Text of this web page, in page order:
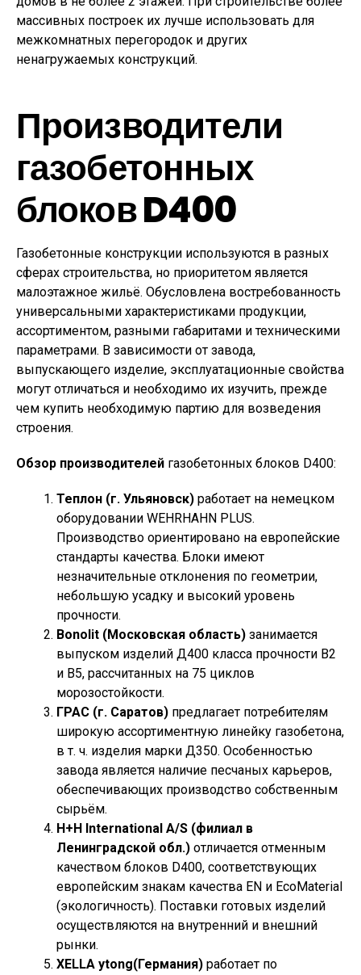
массивных построек их лучше использовать для
межкомнатных перегородок и других
ненагружаемых конструкций.
Производители
газобетонных
блоков D400
Газобетонные конструкции используются в разных
сферах строительства, но приоритетом является
малоэтажное жильё. Обусловлена востребованность
универсальными характеристиками продукции,
ассортиментом, разными габаритами и техническими
параметрами. В зависимости от завода,
выпускающего изделие, эксплуатационные свойства
могут отличаться и необходимо их изучить, прежде
чем купить необходимую партию для возведения
строения.
Обзор производителей газобетонных блоков D400:
Теплон (г. Ульяновск) работает на немецком
оборудовании WEHRHAHN PLUS.
Производство ориентировано на европейские
стандарты качества. Блоки имеют
незначительные отклонения по геометрии,
небольшую усадку и высокий уровень
прочности.
Bonolit (Московская область) занимается
выпуском изделий Д400 класса прочности В2
и В5, рассчитанных на 75 циклов
морозостойкости.
ГРАС (г. Саратов) предлагает потребителям
широкую ассортиментную линейку газобетона,
в т. ч. изделия марки Д350. Особенностью
завода является наличие песчаных карьеров,
обеспечивающих производство собственным
сырьём.
H+H International A/S (филиал в
Ленинградской обл.) отличается отменным
качеством блоков D400, соответствующих
европейским знакам качества EN и EcoMaterial
(экологичность). Поставки готовых изделий
осуществляются на внутренний и внешний
рынки.
XELLA ytong(Германия) работает по